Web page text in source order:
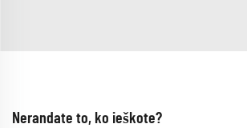
Nerandate to, ko ieškote?